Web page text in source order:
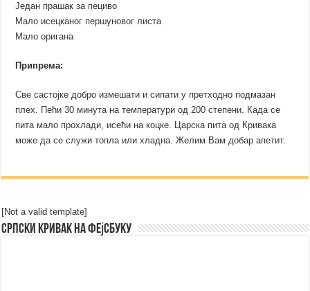
Један прашак за пециво
Мало исецканог першуновог листа
Мало оригана
Припрема:
Све састојке добро измешати и сипати у претходно подмазан
плех. Пећи 30 минута на температури од 200 степени. Када се
пита мало прохлади, исећи на коцке. Царска пита од Кривака
може да се служи топла или хладна. Желим Вам добар апетит.
[Not a valid template]
Српски Кривак на Фејсбуку